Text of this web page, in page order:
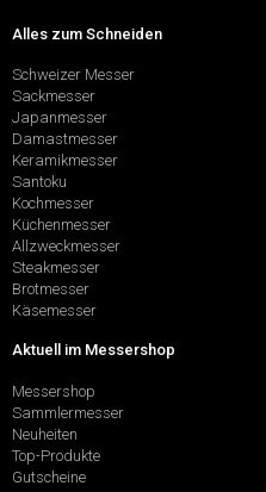
Alles zum Schneiden
Schweizer Messer
Sackmesser
Japanmesser
Damastmesser
Keramikmesser
Santoku
Kochmesser
Küchenmesser
Allzweckmesser
Steakmesser
Brotmesser
Käsemesser
Aktuell im Messershop
Messershop
Sammlermesser
Neuheiten
Top-Produkte
Gutscheine